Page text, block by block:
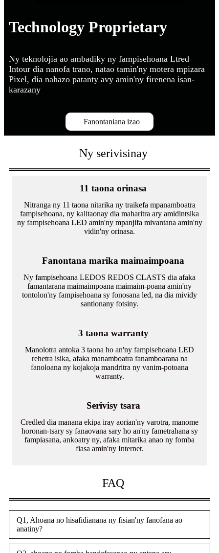
Technology Proprietary
Ny teknolojia ao ambadiky ny fampisehoana Ltred
Intour dia nanofa trano, natao tamin'ny motera mpizara
Pixel, dia nahazo patanty avy amin'ny firenena isan-
karazany
Fanontaniana izao
Ny serivisinay
11 taona orinasa
Nitranga ny 11 taona nitarika ny traikefa mpanamboatra
fampisehoana, ny kalitaonay dia maharitra ary amidintsika
ny fampisehoana LED amin'ny mpanjifa mivantana amin'ny
vidin'ny orinasa.
Fanontana marika maimaimpoana
Ny fampisehoana LEDOS REDOS CLASTS dia afaka
famantarana maimaimpoana maimaim-poana amin'ny
tontolon'ny fampisehoana sy fonosana led, na dia mividy
santionany fotsiny.
3 taona warranty
Manolotra antoka 3 taona ho an'ny fampisehoana LED
rehetra isika, afaka manamboatra fanamboarana na
fanoloana ny kojakoja mandritra ny vanim-potoana
warranty.
Serivisy tsara
Credled dia manana ekipa iray aorian'ny varotra, manome
horonan-tsary sy fanaovana sary ho an'ny fametrahana sy
fampiasana, ankoatry ny, afaka mitarika anao ny fomba
fiasa amin'ny Internet.
FAQ
Q1, Ahoana no hisafidianana ny fisian'ny fanofana ao
anatiny?